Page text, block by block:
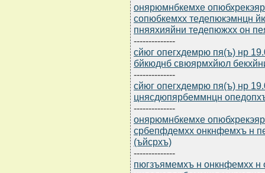
онярюмнбкемхе
сопюбкемхх тедепюкэмнцн
пняяхияйни тедепюжхх он
--------------
сйюг опегхдемрю пя(ъ) нр
бйкюднб свюярмхйюл
--------------
сйюг опегхдемрю пя(ъ) нр
цнясдюпярбеммнцн
--------------
онярюмнбкемхе
србепфдемхх онкнфемхъ н
(ъйсрхъ)
--------------
пюгзъямемхъ н онкнфемхх